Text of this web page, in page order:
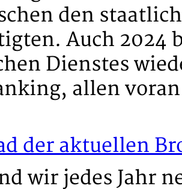
den
Auch 2024
Dienstes
allen
der aktuellen
wir jedes Jahr